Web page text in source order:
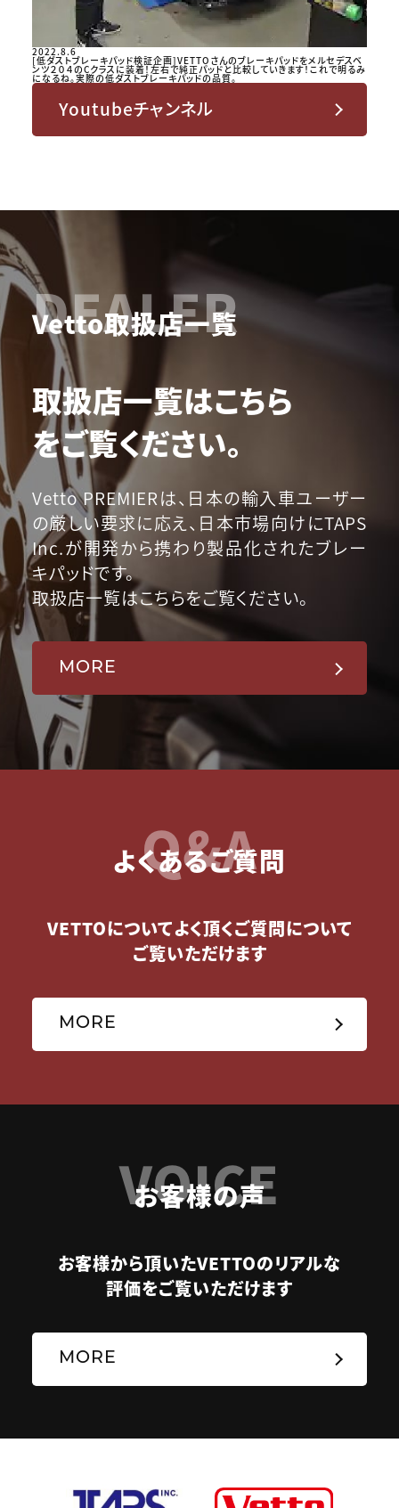
2022.8.6
[低ダストブレーキパッド検証企画]VETTOさんのブレーキパッドをメルセデスベ
ンツ２０４のCクラスに装着！左右で純正パッドと比較していきます！これで明るみ
になるね。実際の低ダストブレーキパッドの品質。
Youtubeチャンネル
DEALER
Vetto取扱店一覧
取扱店一覧はこちら
をご覧ください。
Vetto PREMIERは、日本の輸入車ユーザー
の厳しい要求に応え、日本市場向けにTAPS
Inc.が開発から携わり製品化されたブレー
キパッドです。
取扱店一覧はこちらをご覧ください。
MORE
Q&A
よくあるご質問
VETTOについてよく頂くご質問について
ご覧いただけます
MORE
VOICE
お客様の声
お客様から頂いたVETTOのリアルな
評価をご覧いただけます
MORE